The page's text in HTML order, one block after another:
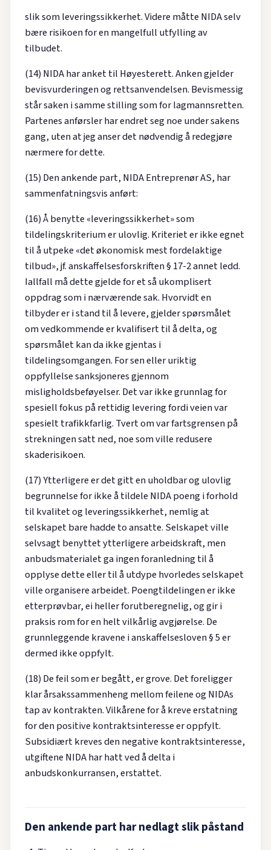
slik som leveringssikkerhet. Videre måtte NIDA selv
bære risikoen for en mangelfull utfylling av
tilbudet.
(14) NIDA har anket til Høyesterett. Anken gjelder
bevisvurderingen og rettsanvendelsen. Bevismessig
står saken i samme stilling som for lagmannsretten.
Partenes anførsler har endret seg noe under sakens
gang, uten at jeg anser det nødvendig å redegjøre
nærmere for dette.
(15) Den ankende part, NIDA Entreprenør AS, har
sammenfatningsvis anført:
(16) Å benytte «leveringssikkerhet» som
tildelingskriterium er ulovlig. Kriteriet er ikke egnet
til å utpeke «det økonomisk mest fordelaktige
tilbud», jf. anskaffelsesforskriften § 17-2 annet ledd.
Iallfall må dette gjelde for et så ukomplisert
oppdrag som i nærværende sak. Hvorvidt en
tilbyder er i stand til å levere, gjelder spørsmålet
om vedkommende er kvalifisert til å delta, og
spørsmålet kan da ikke gjentas i
tildelingsomgangen. For sen eller uriktig
oppfyllelse sanksjoneres gjennom
misligholdsbeføyelser. Det var ikke grunnlag for
spesiell fokus på rettidig levering fordi veien var
spesielt trafikkfarlig. Tvert om var fartsgrensen på
strekningen satt ned, noe som ville redusere
skaderisikoen.
(17) Ytterligere er det gitt en uholdbar og ulovlig
begrunnelse for ikke å tildele NIDA poeng i forhold
til kvalitet og leveringssikkerhet, nemlig at
selskapet bare hadde to ansatte. Selskapet ville
selvsagt benyttet ytterligere arbeidskraft, men
anbudsmaterialet ga ingen foranledning til å
opplyse dette eller til å utdype hvorledes selskapet
ville organisere arbeidet. Poengtildelingen er ikke
etterprøvbar, ei heller forutberegnelig, og gir i
praksis rom for en helt vilkårlig avgjørelse. De
grunnleggende kravene i anskaffelsesloven § 5 er
dermed ikke oppfylt.
(18) De feil som er begått, er grove. Det foreligger
klar årsakssammenheng mellom feilene og NIDAs
tap av kontrakten. Vilkårene for å kreve erstatning
for den positive kontraktsinteresse er oppfylt.
Subsidiært kreves den negative kontraktsinteresse,
utgiftene NIDA har hatt ved å delta i
anbudskonkurransen, erstattet.
Den ankende part har nedlagt slik påstand